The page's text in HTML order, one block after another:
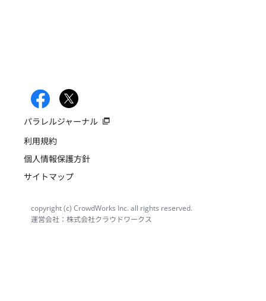
パラレルジャーナル
利用規約
個人情報保護方針
サイトマップ
copyright (c) CrowdWorks Inc. all rights reserved.
運営会社：株式会社クラウドワークス